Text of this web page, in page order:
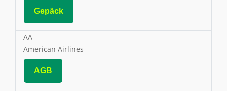
Gepäck
AA
American Airlines
AGB